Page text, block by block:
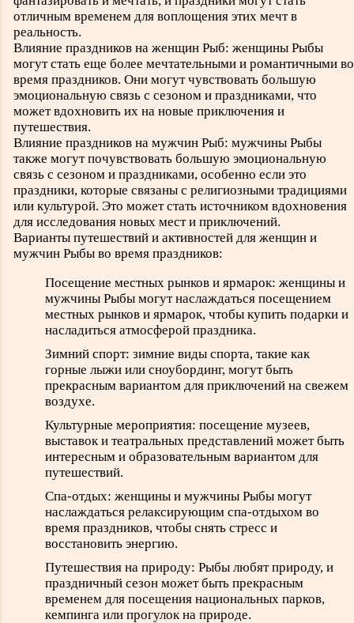
отличным временем для воплощения этих мечт в
реальность.
Влияние праздников на женщин Рыб: женщины Рыбы
могут стать еще более мечтательными и романтичными во
время праздников. Они могут чувствовать большую
эмоциональную связь с сезоном и праздниками, что
может вдохновить их на новые приключения и
путешествия.
Влияние праздников на мужчин Рыб: мужчины Рыбы
также могут почувствовать большую эмоциональную
связь с сезоном и праздниками, особенно если это
праздники, которые связаны с религиозными традициями
или культурой. Это может стать источником вдохновения
для исследования новых мест и приключений.
Варианты путешествий и активностей для женщин и
мужчин Рыбы во время праздников:
Посещение местных рынков и ярмарок: женщины и
мужчины Рыбы могут наслаждаться посещением
местных рынков и ярмарок, чтобы купить подарки и
насладиться атмосферой праздника.
Зимний спорт: зимние виды спорта, такие как
горные лыжи или сноубординг, могут быть
прекрасным вариантом для приключений на свежем
воздухе.
Культурные мероприятия: посещение музеев,
выставок и театральных представлений может быть
интересным и образовательным вариантом для
путешествий.
Спа-отдых: женщины и мужчины Рыбы могут
наслаждаться релаксирующим спа-отдыхом во
время праздников, чтобы снять стресс и
восстановить энергию.
Путешествия на природу: Рыбы любят природу, и
праздничный сезон может быть прекрасным
временем для посещения национальных парков,
кемпинга или прогулок на природе.